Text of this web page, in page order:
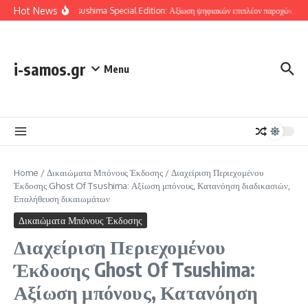
Skip to content
Hot News
Ghost Of Tsushima Special Edition: Αξίωση ψηφιακών επιπλέον παροχών,
i-samos.gr Menu
Home / Δικαιώματα Μπόνους Έκδοσης / Διαχείριση Περιεχομένου
Έκδοσης Ghost Of Tsushima: Αξίωση μπόνους, Κατανόηση διαδικασιών,
Επαλήθευση δικαιωμάτων
Δικαιώματα Μπόνους Έκδοσης
Διαχείριση Περιεχομένου
Έκδοσης Ghost Of Tsushima:
Αξίωση μπόνους, Κατανόηση